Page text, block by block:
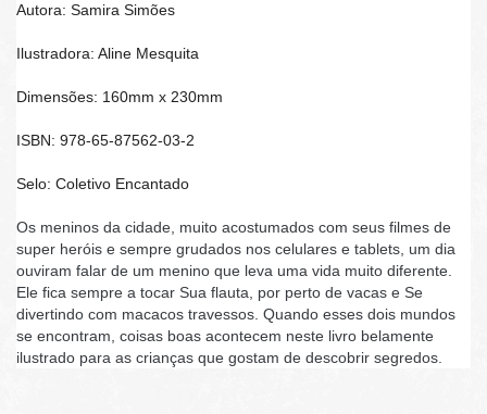
Autora: Samira Simões
Ilustradora: Aline Mesquita
Dimensões: 160mm x 230mm
ISBN: 978-65-87562-03-2
Selo: Coletivo Encantado
Os meninos da cidade, muito acostumados com seus filmes de
super heróis e sempre grudados nos celulares e tablets, um dia
ouviram falar de um menino que leva uma vida muito diferente.
Ele fica sempre a tocar Sua flauta, por perto de vacas e Se
divertindo com macacos travessos. Quando esses dois mundos
se encontram, coisas boas acontecem neste livro belamente
ilustrado para as crianças que gostam de descobrir segredos.